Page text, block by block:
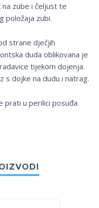
zube i čeljust te
položaja zubi.
strane dječjih
duda oblikovana je
tijekom dojenja.
s dojke na dudu i natrag.
prati u perilici posuđa